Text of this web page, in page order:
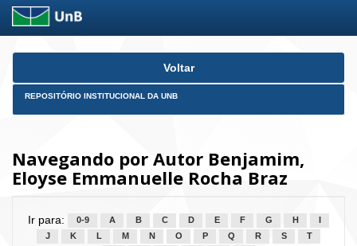
Skip
Voltar
REPOSITÓRIO INSTITUCIONAL DA UNB
Navegando por Autor Benjamim,
Eloyse Emmanuelle Rocha Braz
Ir para: 0-9 A B C D E F G H
J
K L M N O P Q R S
T